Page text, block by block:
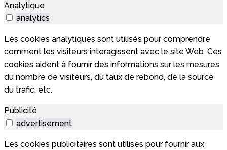
Analytique
analytics
Les cookies analytiques sont utilisés pour comprendre
comment les visiteurs interagissent avec le site Web. Ces
cookies aident à fournir des informations sur les mesures
du nombre de visiteurs, du taux de rebond, de la source
du trafic, etc.
Publicité
advertisement
Les cookies publicitaires sont utilisés pour fournir aux